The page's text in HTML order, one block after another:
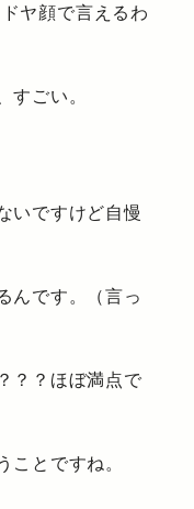
ヤ顔で言えるわ
すごい。
いですけど自慢
んです。（言っ
？？ほぼ満点で
ことですね。